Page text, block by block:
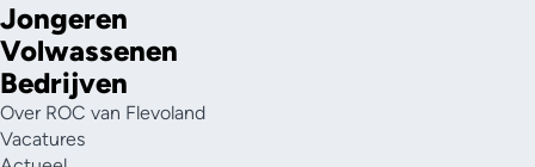
Jongeren
Volwassenen
Bedrijven
Over ROC van Flevoland
Vacatures